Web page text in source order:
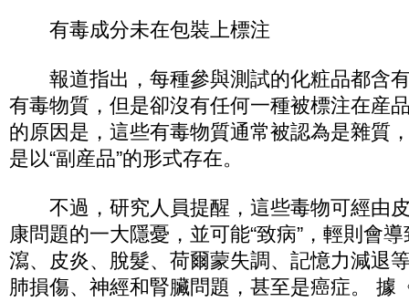
有毒成分未在包裝上標注
報道指出，每種參與測試的化粧品都含
有毒物質，但是卻沒有任何一種被標注在産
的原因是，這些有毒物質通常被認為是雜質
是以“副産品”的形式存在。
不過，研究人員提醒，這些毒物可經由
康問題的一大隱憂，並可能“致病”，輕則會
瀉、皮炎、脫髮、荷爾蒙失調、記憶力減退
肺損傷、神經和腎臟問題，甚至是癌症。 據